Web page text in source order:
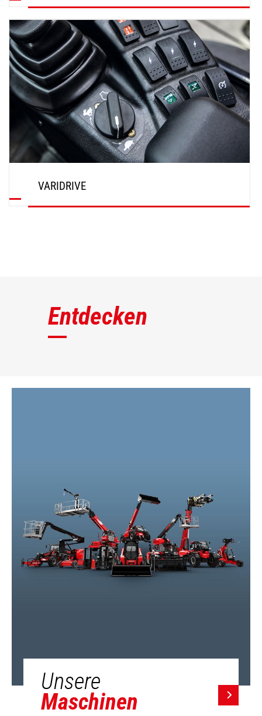
ENTDECKEN
VARIDRIVE
Entdecken
Unsere
Maschinen